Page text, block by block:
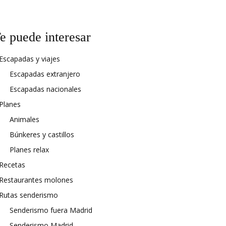
puede interesar
y viajes
Escapadas extranjero
Escapadas nacionales
Animales
Búnkeres y castillos
Planes relax
molones
senderismo
Senderismo fuera Madrid